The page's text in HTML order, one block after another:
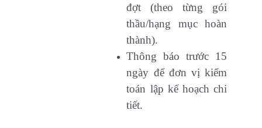
đợt (theo từng gói
thầu/hạng mục hoàn
thành).
Thông báo trước 15
ngày để đơn vị kiểm
toán lập kế hoạch chi
tiết.